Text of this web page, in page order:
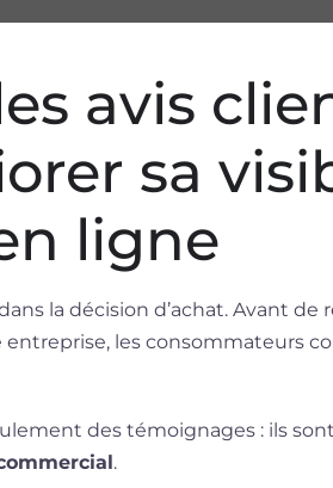
avis
sa
ligne
la décision d’achat. Avant de
les consommateurs
des témoignages : ils
.